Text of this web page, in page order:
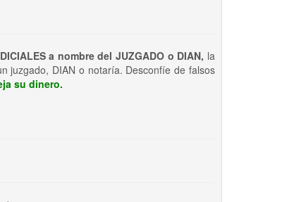
a nombre del JUZGADO o DIAN, la
juzgado, DIAN o notaría. Desconfíe de falsos
su dinero.